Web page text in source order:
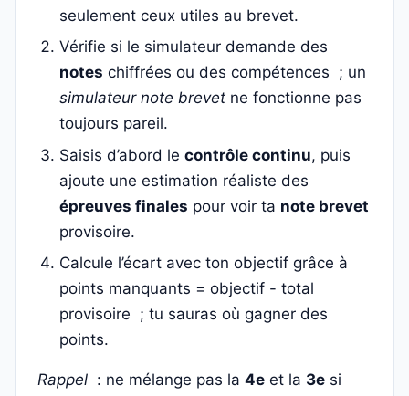
seulement ceux utiles au brevet.
Vérifie si le simulateur demande des
notes chiffrées ou des compétences ; un
simulateur note brevet ne fonctionne pas
toujours pareil.
Saisis d’abord le contrôle continu, puis
ajoute une estimation réaliste des
épreuves finales pour voir ta note brevet
provisoire.
Calcule l’écart avec ton objectif grâce à
points manquants = objectif - total
provisoire ; tu sauras où gagner des
points.
Rappel : ne mélange pas la 4e et la 3e si